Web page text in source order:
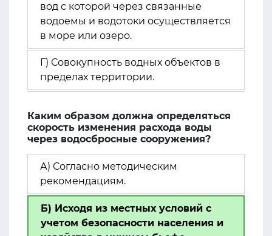
вод с которой через связанные
водоемы и водотоки осуществляется
в море или озеро.
Г) Совокупность водных объектов в
пределах территории.
Каким образом должна определяться
скорость изменения расхода воды
через водосбросные сооружения?
А) Согласно методическим
рекомендациям.
Б) Исходя из местных условий с
учетом безопасности населения и